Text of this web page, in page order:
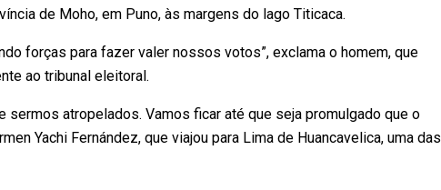
de Moho, em Puno, às margens do lago Titicaca.
forças para fazer valer nossos votos”, exclama o homem, que
ao tribunal eleitoral.
sermos atropelados. Vamos ficar até que seja promulgado que o
Yachi Fernández, que viajou para Lima de Huancavelica, uma das